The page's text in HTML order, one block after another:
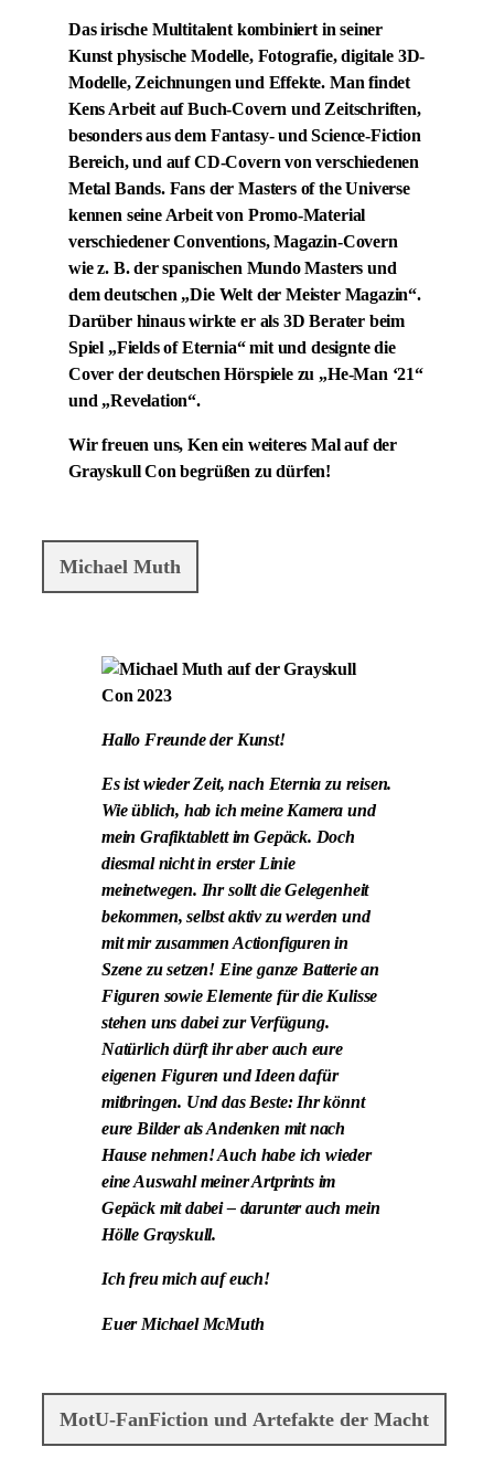
Das irische Multitalent kombiniert in seiner
Kunst physische Modelle, Fotografie, digitale 3D-
Modelle, Zeichnungen und Effekte. Man findet
Kens Arbeit auf Buch-Covern und Zeitschriften,
besonders aus dem Fantasy- und Science-Fiction
Bereich, und auf CD-Covern von verschiedenen
Metal Bands. Fans der Masters of the Universe
kennen seine Arbeit von Promo-Material
verschiedener Conventions, Magazin-Covern
wie z. B. der spanischen Mundo Masters und
dem deutschen „Die Welt der Meister Magazin“.
Darüber hinaus wirkte er als 3D Berater beim
Spiel „Fields of Eternia“ mit und designte die
Cover der deutschen Hörspiele zu „He-Man ‘21“
und „Revelation“.
Wir freuen uns, Ken ein weiteres Mal auf der
Grayskull Con begrüßen zu dürfen!
Michael Muth
Hallo Freunde der Kunst!
Es ist wieder Zeit, nach Eternia zu reisen.
Wie üblich, hab ich meine Kamera und
mein Grafiktablett im Gepäck. Doch
diesmal nicht in erster Linie
meinetwegen. Ihr sollt die Gelegenheit
bekommen, selbst aktiv zu werden und
mit mir zusammen Actionfiguren in
Szene zu setzen! Eine ganze Batterie an
Figuren sowie Elemente für die Kulisse
stehen uns dabei zur Verfügung.
Natürlich dürft ihr aber auch eure
eigenen Figuren und Ideen dafür
mitbringen. Und das Beste: Ihr könnt
eure Bilder als Andenken mit nach
Hause nehmen! Auch habe ich wieder
eine Auswahl meiner Artprints im
Gepäck mit dabei – darunter auch mein
Hölle Grayskull.
Ich freu mich auf euch!
Euer Michael McMuth
MotU-FanFiction und Artefakte der Macht